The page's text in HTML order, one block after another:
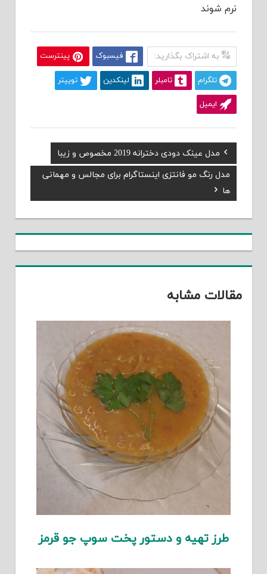
نرم شوند
به اشتراک بگذارید: فیسبوک پینترست
تلگرام تامبلر لینکدین توییتر
ایمیل
راهبری
نوشته
Previous
Post:
مدل عینک دودی دخترانه 2019 مخصوص و زیبا
Next
Post:
مدل رنگ مو فانتزی اینستاگرام برای مجالس و مهمانی
ها
مقالات مشابه
طرز تهیه و دستور پخت سوپ جو قرمز